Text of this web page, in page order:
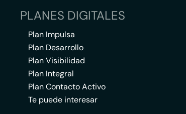
PLANES DIGITALES
Plan Impulsa
Plan Desarrollo
Plan Visibilidad
Plan Integral
Plan Contacto Activo
Te puede interesar